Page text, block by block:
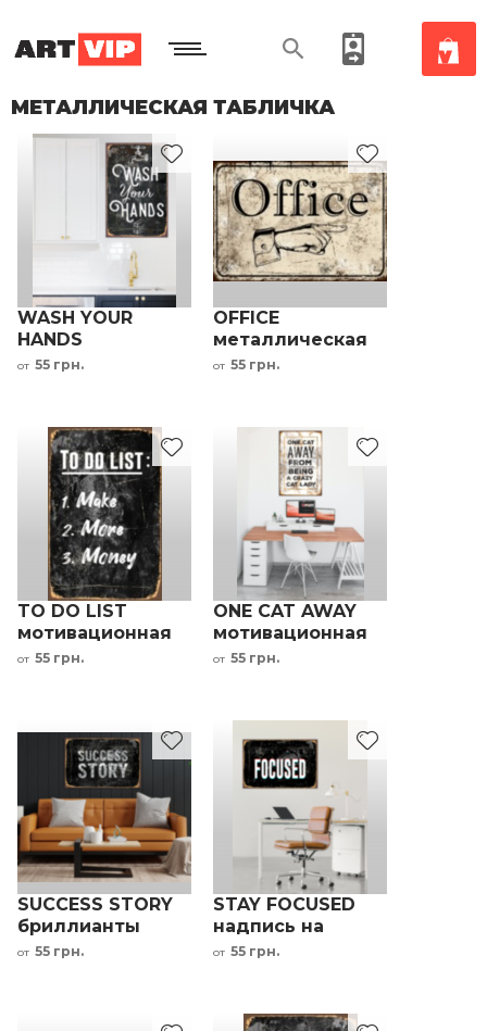
МЕТАЛЛИЧЕСКАЯ ТАБЛИЧКА
WASH YOUR
HANDS
металлическая
от 55 грн.
OFFICE
металлическая
табличка в офис
от 55 грн.
TO DO LIST
мотивационная
надпись черный
от 55 грн.
ONE CAT AWAY
мотивационная
надпись черный
от 55 грн.
SUCCESS STORY
бриллианты
мотивационная
от 55 грн.
STAY FOCUSED
надпись на
металле черный
от 55 грн.